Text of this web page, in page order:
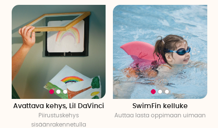
Avattava kehys, Lil DaVinci
Piirustuskehys
sisäänrakennetulla
SwimFin kelluke
Auttaa lasta oppimaan uimaan